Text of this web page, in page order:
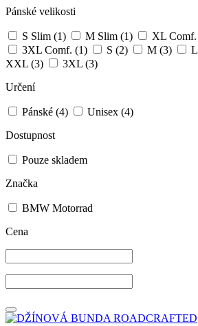
Pánské velikosti
S Slim (1) M Slim (1) XL Comf.
3XL Comf. (1) S (2) M (3) L
XXL (3) 3XL (3)
Určení
Pánské (4) Unisex (4)
Dostupnost
Pouze skladem
Značka
BMW Motorrad
Cena